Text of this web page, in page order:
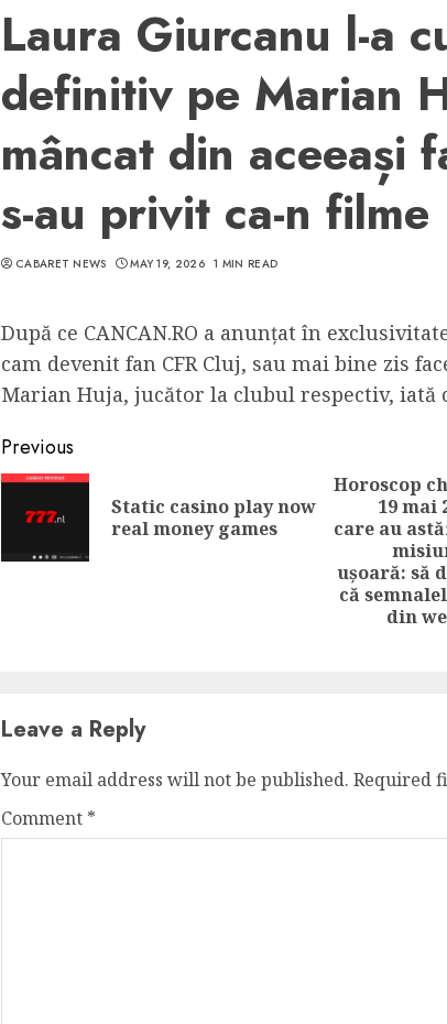
Laura Giurcanu l-a
definitiv pe Marian
mâncat din aceeași
s-au privit ca-n filme
CABARET NEWS MAY 19, 2026 1 MIN READ
După ce CANCAN.RO a anunțat în
cam devenit fan CFR Cluj, sau mai bine zis
Marian Huja, jucător la clubul respectiv, iată
Continue
Reading
Previous
Previous
post:
Static casino play now
real money games
post:
Horoscop
19 mai
care au
ușoară: să
că
din
Leave a Reply
Your email address will not be published. Required
Comment *